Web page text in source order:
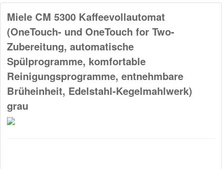
Miele CM 5300 Kaffeevollautomat
(OneTouch- und OneTouch for Two-
Zubereitung, automatische
Spülprogramme, komfortable
Reinigungsprogramme, entnehmbare
Brüheinheit, Edelstahl-Kegelmahlwerk)
grau